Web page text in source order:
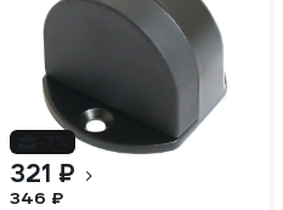
321 ₽
346 ₽